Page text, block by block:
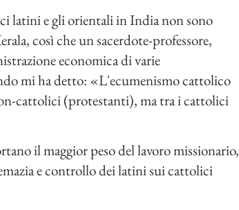
latini e gli orientali in India non sono
così che un sacerdote-professore,
economica di varie
mi ha detto: «L'ecumenismo cattolico
cattolici (protestanti), ma tra i cattolici
il maggior peso del lavoro missionario,
e controllo dei latini sui cattolici